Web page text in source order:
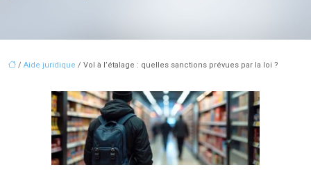
/ Aide juridique / Vol à l’étalage : quelles sanctions prévues par la loi ?